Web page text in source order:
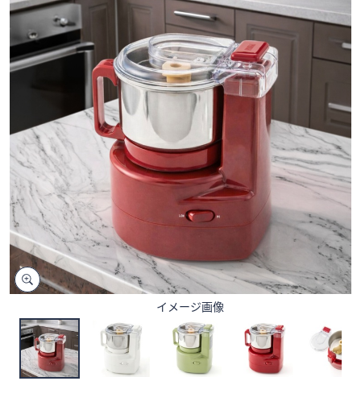
下
矢
印
ま
た
は
タ
ッ
チ
デ
バ
イ
ス
で
左
右
に
イメージ画像